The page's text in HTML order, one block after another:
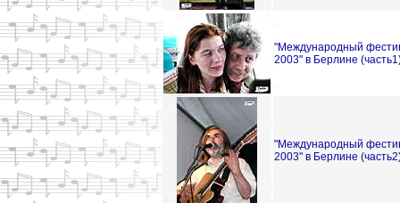
"Международный
2003" в Берлине
"Международный
2003" в Берлине